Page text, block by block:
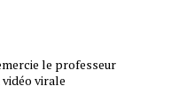
le professeur
virale